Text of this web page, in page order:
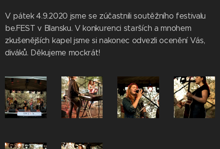
V pátek 4.9.2020 jsme se zúčastnili soutěžního festivalu
be.FEST v Blansku. V konkurenci starších a mnohem
zkušenějších kapel jsme si nakonec odvezli ocenění Vás,
diváků. Děkujeme mockrát!